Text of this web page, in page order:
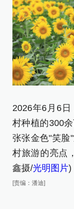
2026年6月6
村种植的300
张张金色"笑脸
村旅游的亮点
鑫摄/光明图片)
[责编：潘迪]